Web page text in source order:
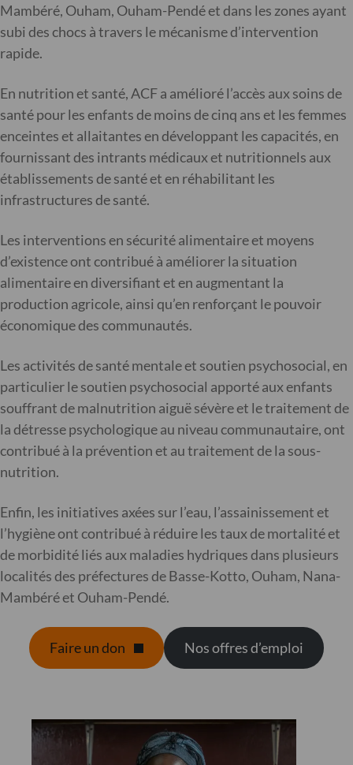
Mambéré, Ouham, Ouham-Pendé et dans les zones ayant
subi des chocs à travers le mécanisme d’intervention
rapide.
En nutrition et santé, ACF a amélioré l’accès aux soins de
santé pour les enfants de moins de cinq ans et les femmes
enceintes et allaitantes en développant les capacités, en
fournissant des intrants médicaux et nutritionnels aux
établissements de santé et en réhabilitant les
infrastructures de santé.
Les interventions en sécurité alimentaire et moyens
d’existence ont contribué à améliorer la situation
alimentaire en diversifiant et en augmentant la
production agricole, ainsi qu’en renforçant le pouvoir
économique des communautés.
Les activités de santé mentale et soutien psychosocial, en
particulier le soutien psychosocial apporté aux enfants
souffrant de malnutrition aiguë sévère et le traitement de
la détresse psychologique au niveau communautaire, ont
contribué à la prévention et au traitement de la sous-
nutrition.
Enfin, les initiatives axées sur l’eau, l’assainissement et
l’hygiène ont contribué à réduire les taux de mortalité et
de morbidité liés aux maladies hydriques dans plusieurs
localités des préfectures de Basse-Kotto, Ouham, Nana-
Mambéré et Ouham-Pendé.
Faire un don Nos offres d’emploi